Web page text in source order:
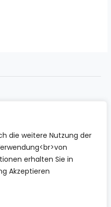
die weitere Nutzung der
erhalten Sie in
Akzeptieren